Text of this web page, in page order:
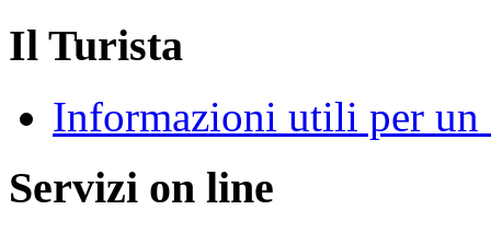
Il Turista
Informazioni utili per un
Servizi on line